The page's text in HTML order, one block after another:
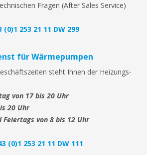
Fragen (After Sales Service)
(0)1 253 21 11 DW 299
für Wärmepumpen
steht Ihnen der Heizungs-
von 17 bis 20 Uhr
20 Uhr
Feiertags von 8 bis 12 Uhr
(0)1 253 21 11 DW 111